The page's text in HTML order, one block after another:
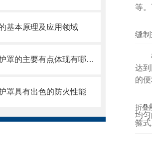
基本原理及应用领域
青岛钢板防护罩的主要有点体现有哪些方面？
罩具有出色的防火性能
等
缝
达
的
折叠
均
箍